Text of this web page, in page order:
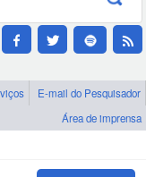
E-mail do Pesquisador
Área de imprensa